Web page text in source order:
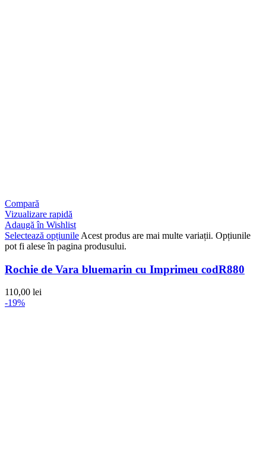
Compară
Vizualizare rapidă
Adaugă în Wishlist
Selectează opțiunile Acest produs are mai multe variații. Opțiunile
pot fi alese în pagina produsului.
Rochie de Vara bluemarin cu Imprimeu codR880
110,00 lei
-19%